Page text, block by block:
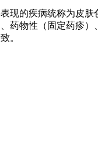
现的疾病统称为皮
药物性（固定药疹
。